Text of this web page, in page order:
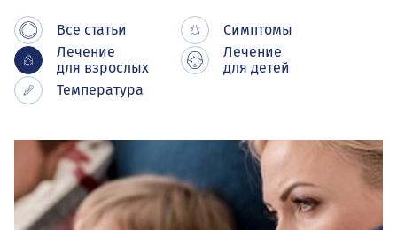
Все статьи
Симптомы
Лечение
для взрослых
Лечение
для детей
Температура